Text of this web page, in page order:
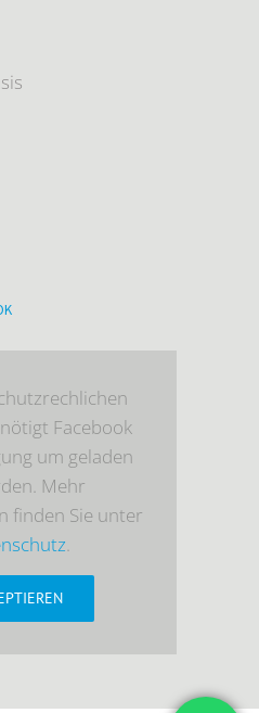
Facebook
um geladen
Mehr
finden Sie unter
.